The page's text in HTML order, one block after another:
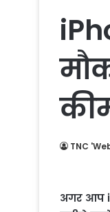
TNC
अगर आप